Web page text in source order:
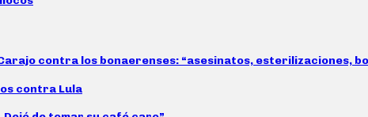
contra los bonaerenses: “asesinatos, esterilizaciones,
contra Lula